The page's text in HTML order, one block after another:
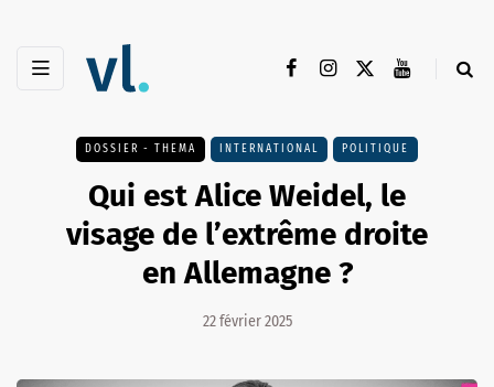
DOSSIER - THEMA INTERNATIONAL POLITIQUE
Qui est Alice Weidel, le
visage de l’extrême droite
en Allemagne ?
22 février 2025